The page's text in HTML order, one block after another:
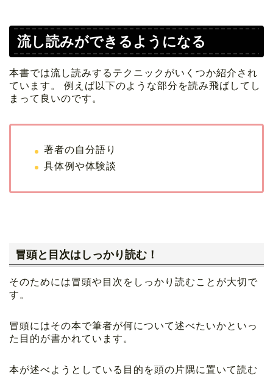
流し読みができるようになる
本書では流し読みするテクニックがいくつか紹介され
ています。 例えば以下のような部分を読み飛ばしてし
まって良いのです。
著者の自分語り
具体例や体験談
冒頭と目次はしっかり読む！
そのためには冒頭や目次をしっかり読むことが大切で
す。
冒頭にはその本で筆者が何について述べたいかといっ
た目的が書かれています。
本が述べようとしている目的を頭の片隅に置いて読む